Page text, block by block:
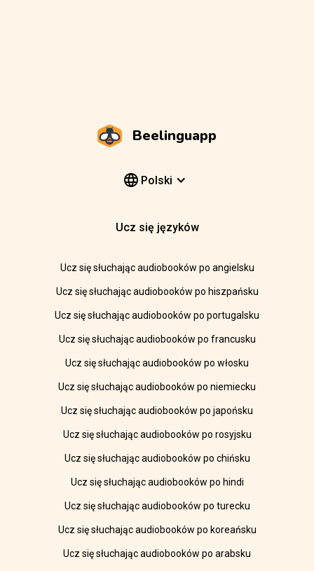
Beelinguapp
Polski
Ucz się języków
Ucz się słuchając audiobooków po angielsku
Ucz się słuchając audiobooków po hiszpańsku
Ucz się słuchając audiobooków po portugalsku
Ucz się słuchając audiobooków po francusku
Ucz się słuchając audiobooków po włosku
Ucz się słuchając audiobooków po niemiecku
Ucz się słuchając audiobooków po japońsku
Ucz się słuchając audiobooków po rosyjsku
Ucz się słuchając audiobooków po chińsku
Ucz się słuchając audiobooków po hindi
Ucz się słuchając audiobooków po turecku
Ucz się słuchając audiobooków po koreańsku
Ucz się słuchając audiobooków po arabsku